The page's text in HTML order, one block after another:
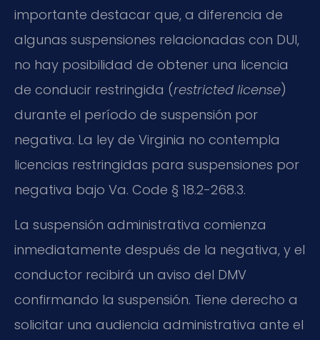
importante destacar que, a diferencia de
algunas suspensiones relacionadas con DUI,
no hay posibilidad de obtener una licencia
de conducir restringida (restricted license)
durante el período de suspensión por
negativa. La ley de Virginia no contempla
licencias restringidas para suspensiones por
negativa bajo Va. Code § 18.2-268.3.
La suspensión administrativa comienza
inmediatamente después de la negativa, y el
conductor recibirá un aviso del DMV
confirmando la suspensión. Tiene derecho a
solicitar una audiencia administrativa ante el